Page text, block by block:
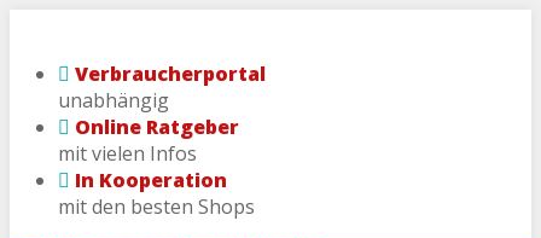
main
content
Verbraucherportal
unabhängig
Online Ratgeber
mit vielen Infos
In Kooperation
mit den besten Shops